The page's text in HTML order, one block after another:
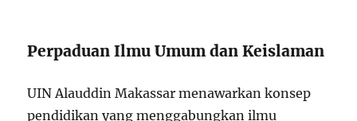
Perpaduan Ilmu Umum dan Keislaman
UIN Alauddin Makassar menawarkan konsep
pendidikan yang menggabungkan ilmu